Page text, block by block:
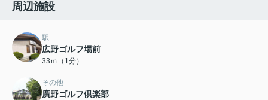
周辺施設
駅
広野ゴルフ場前
33ｍ（1分）
その他
廣野ゴルフ倶楽部